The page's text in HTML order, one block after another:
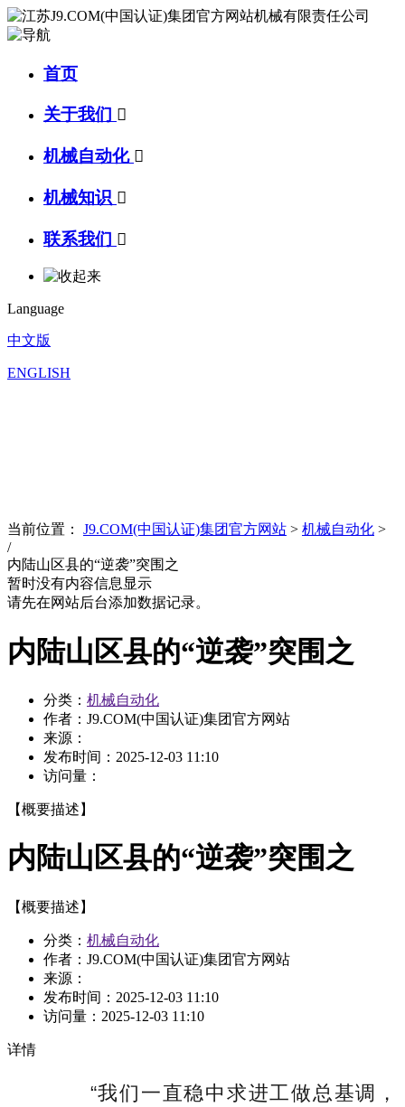
首页
关于我们 
机械自动化 
机械知识 
联系我们 
Language
中文版
ENGLISH
当前位置： J9.COM(中国认证)集团官方网站 > 机械自动化 >
/
内陆山区县的“逆袭”突围之
暂时没有内容信息显示
请先在网站后台添加数据记录。
内陆山区县的“逆袭”突围之
分类： 机械自动化
作者：J9.COM(中国认证)集团官方网站
来源：
发布时间： 2025-12-03 11:10
访问量：
【概要描述】
内陆山区县的“逆袭”突围之
【概要描述】
分类： 机械自动化
作者：J9.COM(中国认证)集团官方网站
来源：
发布时间： 2025-12-03 11:10
访问量： 2025-12-03 11:10
详情
“我们一直稳中求进工做总基调，